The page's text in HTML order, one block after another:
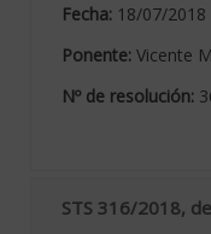
Fecha: 18/07/2018
Ponente: Vicente
Nº de resolución:
STS 316/2018,